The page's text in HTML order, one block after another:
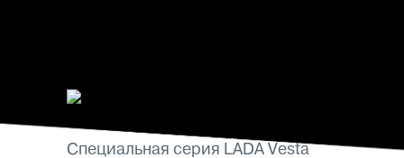
Специальная серия LADA Vesta